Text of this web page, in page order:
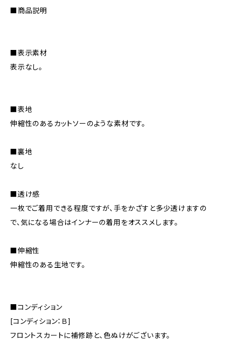
■商品説明
■表示素材
表示なし。
■表地
伸縮性のあるカットソーのような素材です。
■裏地
なし
■透け感
一枚でご着用できる程度ですが、手をかざすと多少透けますの
で、気になる場合はインナーの着用をオススメします。
■伸縮性
伸縮性のある生地です。
■コンディション
[コンディション：Ｂ]
フロントスカートに補修跡と、色ぬけがございます。